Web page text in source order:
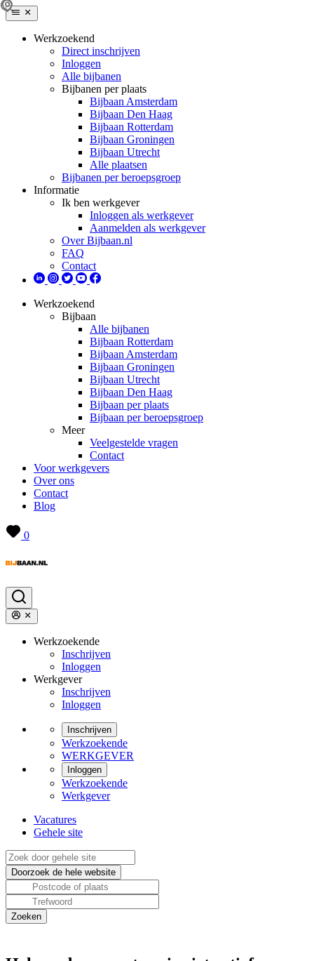
Werkzoekend
Direct inschrijven
Inloggen
Alle bijbanen
Bijbanen per plaats
Bijbaan Amsterdam
Bijbaan Den Haag
Bijbaan Rotterdam
Bijbaan Groningen
Bijbaan Utrecht
Alle plaatsen
Bijbanen per beroepsgroep
Informatie
Ik ben werkgever
Inloggen als werkgever
Aanmelden als werkgever
Over Bijbaan.nl
FAQ
Contact
Werkzoekend
Bijbaan
Alle bijbanen
Bijbaan Rotterdam
Bijbaan Amsterdam
Bijbaan Groningen
Bijbaan Utrecht
Bijbaan Den Haag
Bijbaan per plaats
Bijbaan per beroepsgroep
Meer
Veelgestelde vragen
Contact
Voor werkgevers
Over ons
Contact
Blog
0
Werkzoekende
Inschrijven
Inloggen
Werkgever
Inschrijven
Inloggen
Inschrijven
Werkzoekende
WERKGEVER
Inloggen
Werkzoekende
Werkgever
Vacatures
Gehele site